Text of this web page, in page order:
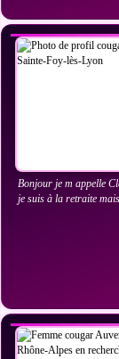
Bonjour je m appelle
je suis à la retraite
VOIR LES